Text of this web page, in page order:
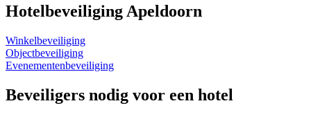
Hotelbeveiliging Apeldoorn
Winkelbeveiliging
Objectbeveiliging
Evenementenbeveiliging
Beveiligers nodig voor een hotel